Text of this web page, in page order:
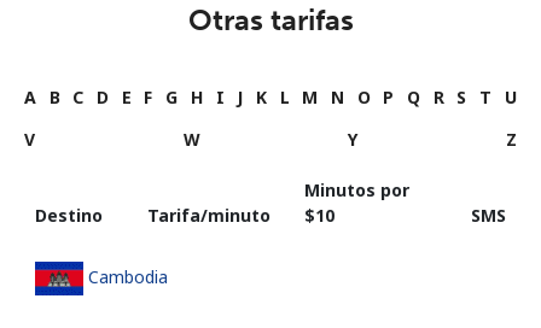
Otras tarifas
A B C D E F G H I J K L M N O P Q R S T
U
V
W Y Z
Destino Tarifa/minuto
Minutos por
⁦$10⁩
SMS
Cambodia